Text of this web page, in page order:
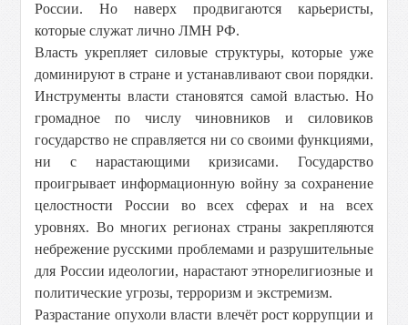
России. Но наверх продвигаются карьеристы,
которые служат лично ЛМН РФ.
Власть укрепляет силовые структуры, которые уже
доминируют в стране и устанавливают свои порядки.
Инструменты власти становятся самой властью. Но
громадное по числу чиновников и силовиков
государство не справляется ни со своими функциями,
ни с нарастающими кризисами. Государство
проигрывает информационную войну за сохранение
целостности России во всех сферах и на всех
уровнях. Во многих регионах страны закрепляются
небрежение русскими проблемами и разрушительные
для России идеологии, нарастают этнорелигиозные и
политические угрозы, терроризм и экстремизм.
Разрастание опухоли власти влечёт рост коррупции и